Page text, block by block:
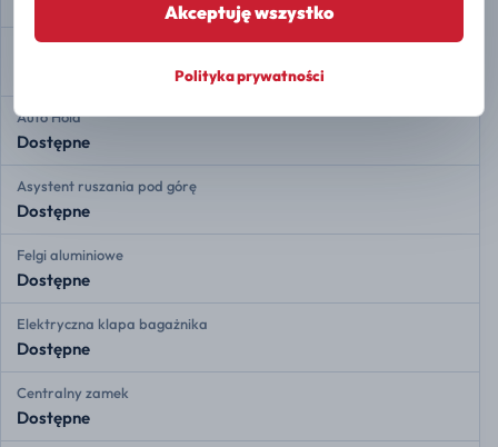
Automatyczne parkowanie
Auto Hold
Dostępne
Asystent ruszania pod górę
Dostępne
Felgi aluminiowe
Dostępne
Elektryczna klapa bagażnika
Dostępne
Centralny zamek
Dostępne
Akceptuję wszystko
Polityka prywatności